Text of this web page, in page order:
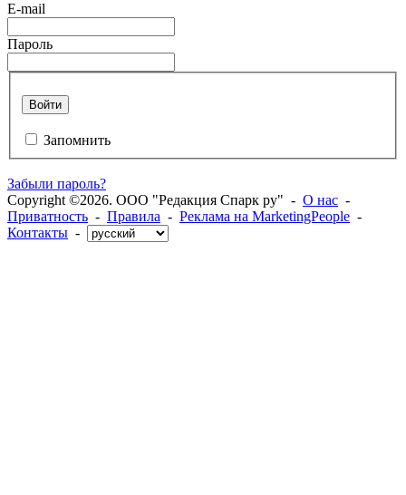
E-mail
Пароль
Войти
Запомнить
Забыли пароль?
Copyright ©2026. ООО "Редакция Спарк ру" - О нас -
Приватность - Правила - Реклама на MarketingPeople -
Контакты -